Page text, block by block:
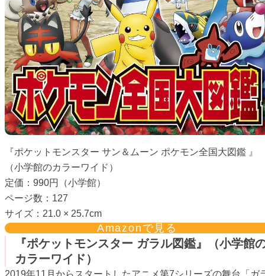
『ポケットモンスター サン＆ムーン ポケモン全国大図鑑 』
（小学館のカラーワイド）
定価：990円（小学館）
ページ数：127
サイズ：21.0 × 25.7cm
Amazonで見る
『ポケットモンスター ガラル図鑑』（小学館
カラーワイド）
2019年11月からスタートしたアニメ第7シリーズの舞台「ガ